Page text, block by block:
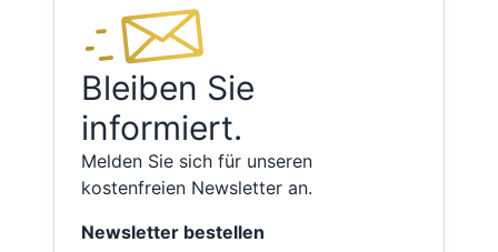
Bleiben Sie
informiert.
Melden Sie sich für unseren
kostenfreien Newsletter an.